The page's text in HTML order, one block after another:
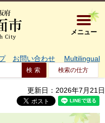
大阪府箕
メニュー
お問い合わせ Multilingual
検索の仕方
更新日：2026年7月21日